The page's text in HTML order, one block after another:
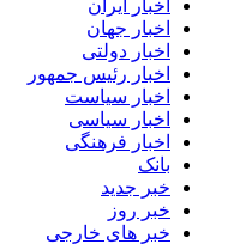
اخبار ایران
اخبار جهان
اخبار دولتی
اخبار رئیس جمهور
اخبار سیاست
اخبار سیاسی
اخبار فرهنگی
بانک
خبر جدید
خبر روز
خبر های خارجی